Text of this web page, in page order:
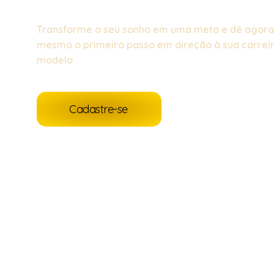
Transforme o seu sonho em uma meta e dê agora
mesmo o primeiro passo em direção à sua
modelo
Cadastre-se